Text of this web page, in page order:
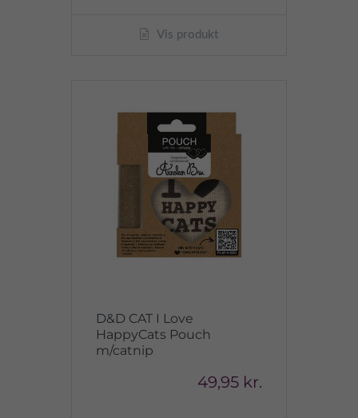
Vis produkt
D&D CAT I Love
HappyCats Pouch
m/catnip
49,95 kr.